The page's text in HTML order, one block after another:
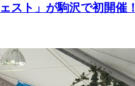
スト」が駒沢で初開催！